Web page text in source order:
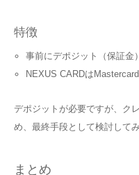
特徴
事前にデポジット（保証金
NEXUS CARDは
デポジットが必要ですが、ク
め、最終手段として検討して
まとめ